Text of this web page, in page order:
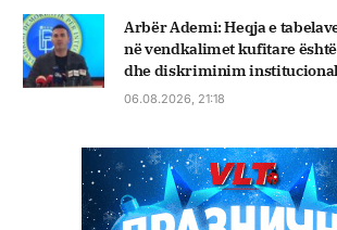
Arbër Ademi: Heqja e
në vendkalimet kufitare
dhe diskriminim institucional
06.08.2026, 21:18